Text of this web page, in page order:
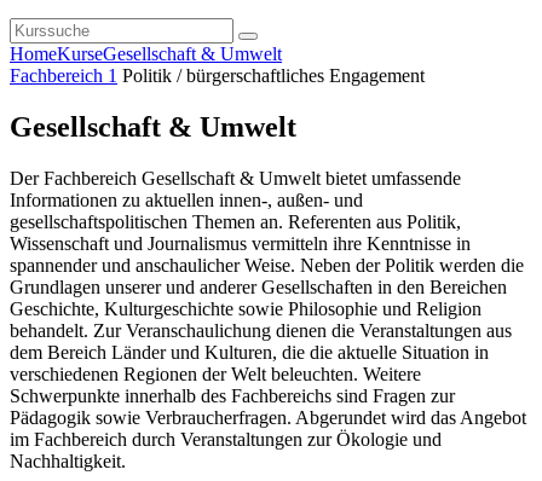
HomeKurseGesellschaft & Umwelt
Fachbereich 1 Politik / bürgerschaftliches Engagement
Gesellschaft & Umwelt
Der Fachbereich Gesellschaft & Umwelt bietet umfassende
Informationen zu aktuellen innen-, außen- und
gesellschaftspolitischen Themen an. Referenten aus Politik,
Wissenschaft und Journalismus vermitteln ihre Kenntnisse in
spannender und anschaulicher Weise. Neben der Politik werden die
Grundlagen unserer und anderer Gesellschaften in den Bereichen
Geschichte, Kulturgeschichte sowie Philosophie und Religion
behandelt. Zur Veranschaulichung dienen die Veranstaltungen aus
dem Bereich Länder und Kulturen, die die aktuelle Situation in
verschiedenen Regionen der Welt beleuchten. Weitere
Schwerpunkte innerhalb des Fachbereichs sind Fragen zur
Pädagogik sowie Verbraucherfragen. Abgerundet wird das Angebot
im Fachbereich durch Veranstaltungen zur Ökologie und
Nachhaltigkeit.